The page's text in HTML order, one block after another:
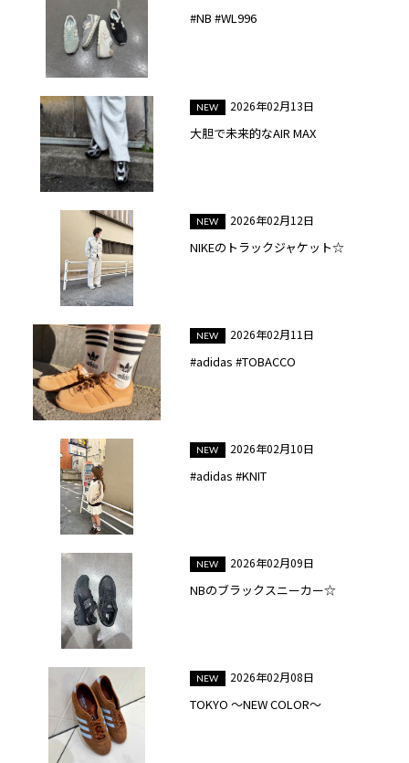
#NB #WL996
2026年02月13日
大胆で未来的なAIR MAX
2026年02月12日
NIKEのトラックジャケット☆
2026年02月11日
#adidas #TOBACCO
2026年02月10日
#adidas #KNIT
2026年02月09日
NBのブラックスニーカー☆
2026年02月08日
TOKYO ～NEW COLOR～